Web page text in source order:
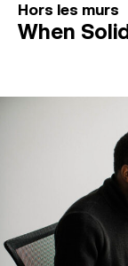
Hors les murs
When